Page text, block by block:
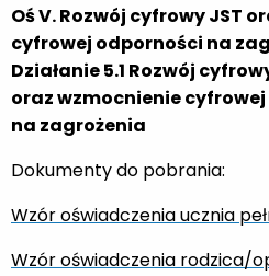
Oś V. Rozwój cyfrowy JST
cyfrowej odporności na
Działanie 5.1 Rozwój
oraz wzmocnienie
na zagrożenia
Dokumenty do pobrania:
Wzór oświadczenia ucznia
Wzór oświadczenia rodzica/